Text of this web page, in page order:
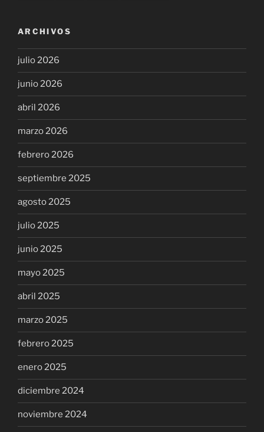
ARCHIVOS
julio 2026
junio 2026
abril 2026
marzo 2026
febrero 2026
septiembre 2025
agosto 2025
julio 2025
junio 2025
mayo 2025
abril 2025
marzo 2025
febrero 2025
enero 2025
diciembre 2024
noviembre 2024